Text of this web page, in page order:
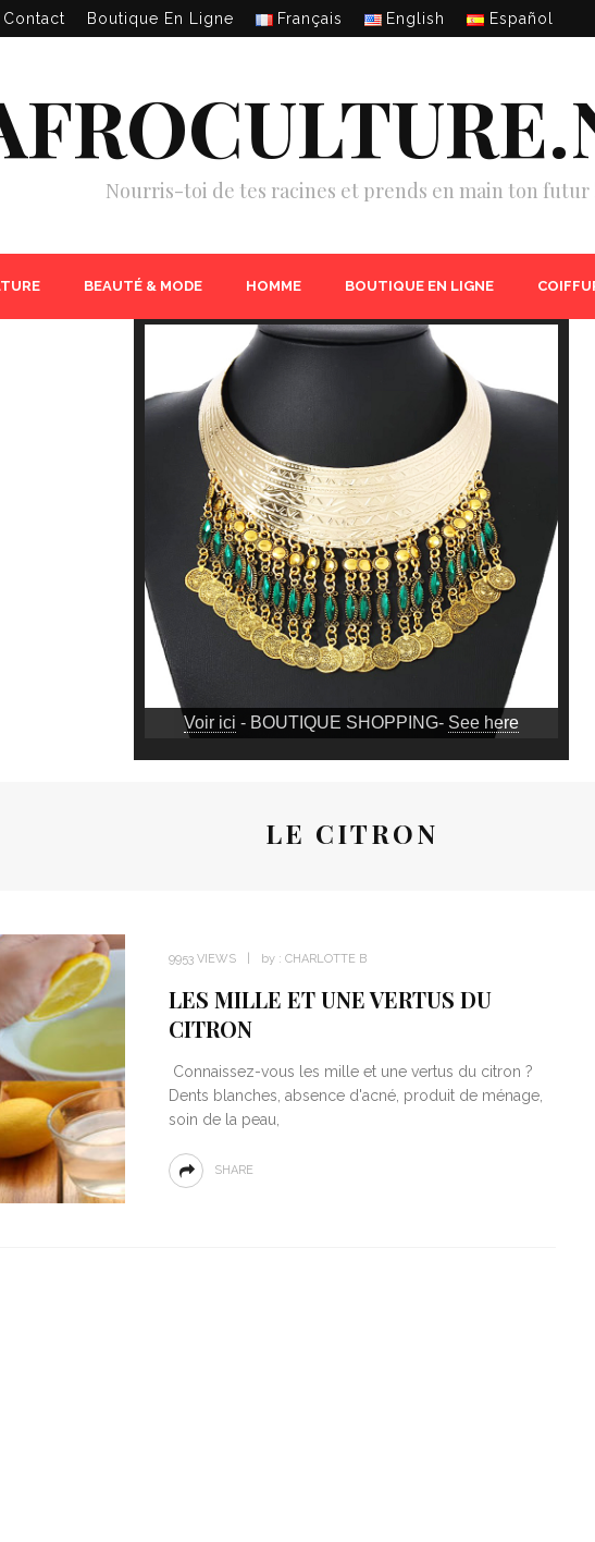
Contact Boutique En Ligne Français English Español
Nourris-toi de tes racines et prends en main ton futur
BEAUTÉ & MODE HOMME BOUTIQUE EN LIGNE
Voir ici - BOUTIQUE SHOPPING- See here
LE CITRON
9953 VIEWS by : CHARLOTTE B
LES MILLE ET UNE VERTUS DU
CITRON
Connaissez-vous les mille et une vertus du citron ?
Dents blanches, absence d'acné, produit de ménage,
soin de la peau,
SHARE